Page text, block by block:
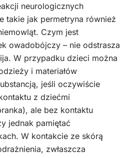
neurologicznych
takie jak permetryna również
Czym jest
owadobójczy – nie odstrasza
W przypadku dzieci można
i materiałów
jeśli oczywiście
z dziećmi
ale bez kontaktu
jednak pamiętać
W kontakcie ze skórą
zwłaszcza